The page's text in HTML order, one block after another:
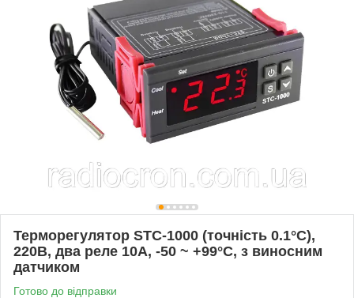
Терморегулятор STC-1000 (точність 0.1°C),
220В, два реле 10А, -50 ~ +99°C, з виносним
датчиком
Готово до відправки